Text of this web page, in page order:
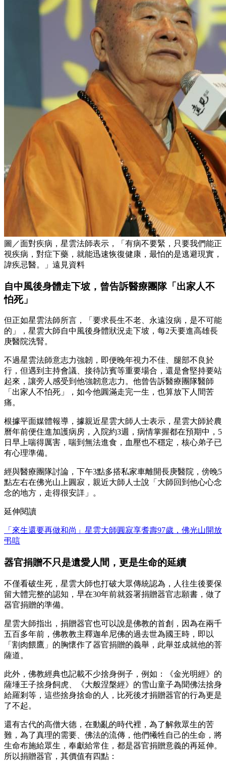
圖／面對疾病，星雲法師表示，「有病不要緊，只要我們能正
視疾病，對症下藥，就能迅速恢復健康，最怕的是逃避現實，
諱疾忌醫。」遠見資料
自中風後身體走下坡，曾告訴醫療團隊「出家人不
怕死」
但正如星雲法師所言，「要求長生不老、永遠沒病，是不可能
的」，星雲大師自中風後身體狀況走下坡，每2天要進高雄長
庚醫院洗腎。
不過星雲法師意志力強韌，即便晚年視力不佳、腿部不良於
行，但遇到主持會議、接待訪賓等重要場合，還是會堅持要站
起來，讓旁人感受到他強韌意志力。他曾告訴醫療團隊醫師
「出家人不怕死」，如今他圓滿走完一生，也算放下人間苦
痛。
根據平面媒體報導，據親近星雲大師人士表示，星雲大師於農
曆年前便住進加護病房，入院約3週，病情掌握都在預期中，5
日早上喘得厲害，喘到無法進食，血壓也不穩定，核心弟子已
有心理準備。
經與醫療團隊討論，下午3點多搭私家車離開長庚醫院，傍晚5
點左右在佛光山上圓寂，親近大師人士說「大師回到他心心念
念的地方，走得很安詳」。
延伸閱讀
「來生還要再做和尚」星雲大師圓寂享耆壽97歲，佛光山開放
弔唁
器官捐贈不只是遺愛人間，更是生命的延續
不僅看破生死，星雲大師也打破大眾傳統認為，人往生後要保
留大體完整的認知，早在30年前就簽署捐贈器官志願書，做了
器官捐贈的準備。
星雲大師指出，捐贈器官也可以說是佛教的首創，因為在兩千
五百多年前，佛教教主釋迦牟尼佛的過去世為國王時，即以
「割肉餵鷹」的胸懷作了器官捐贈的義舉，此舉並成就他的菩
薩道。
此外，佛教經典也記載不少捨身例子，例如：《金光明經》的
薩埵王子捨身飼虎、《大般涅槃經》的雪山童子為聞佛法捨身
給羅剎等，這些捨身捨命的人，比死後才捐贈器官的行為更是
了不起。
還有古代的高僧大德，在動亂的時代裡，為了解救眾生的苦
難，為了真理的需要、佛法的流傳，他們犧牲自己的生命，將
生命布施給眾生，奉獻給常住，都是器官捐贈意義的再延伸。
所以捐贈器官，其價值有四點：